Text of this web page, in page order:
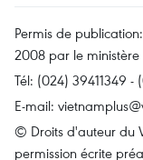
Permis de
2008 par le
Tél: (024) 39411349 -
E-mail:
© Droits d'auteur du
permission écrite